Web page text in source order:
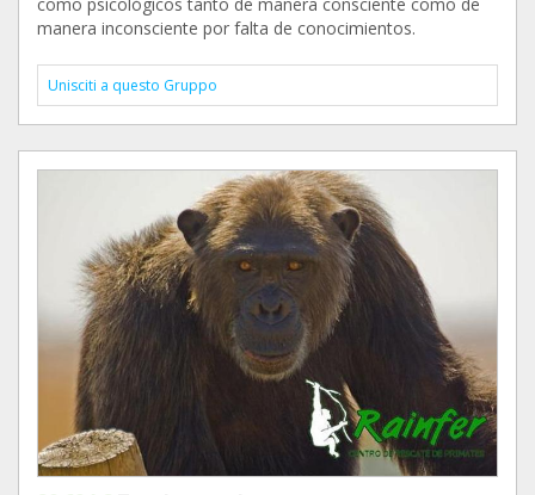
manera inconsciente por falta de conocimientos.
Unisciti a questo Gruppo